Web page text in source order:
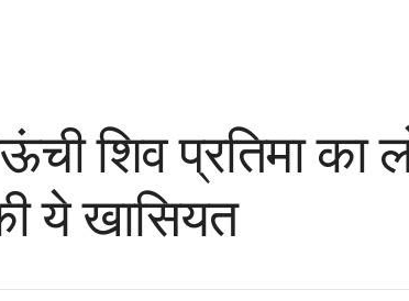
शिव प्रतिमा का
ये खासियत